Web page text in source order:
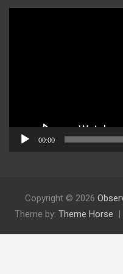
00:00
Copyright © 2026
Theme by: Theme Horse